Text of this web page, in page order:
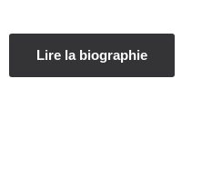
Lire la biographie